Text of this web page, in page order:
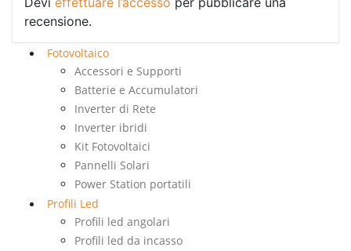
recensione.
Fotovoltaico
Accessori e Supporti
Batterie e Accumulatori
Inverter di Rete
Inverter ibridi
Kit Fotovoltaici
Pannelli Solari
Power Station portatili
Profili Led
Profili led angolari
Profili led da incasso